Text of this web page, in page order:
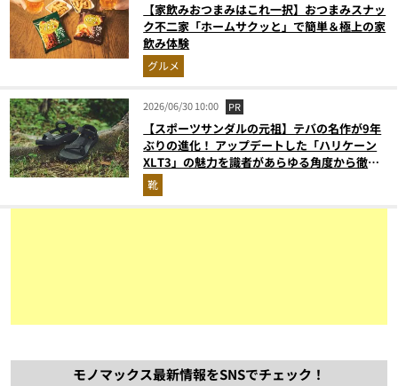
【家飲みおつまみはこれ一択】おつまみスナッ
ク不二家「ホームサクッと」で簡単＆極上の家
飲み体験
グルメ
2026/06/30 10:00 PR
【スポーツサンダルの元祖】テバの名作が9年
ぶりの進化！ アップデートした「ハリケーン
XLT3」の魅力を識者があらゆる角度から徹底
解説！
靴
モノマックス最新情報をSNSでチェック！